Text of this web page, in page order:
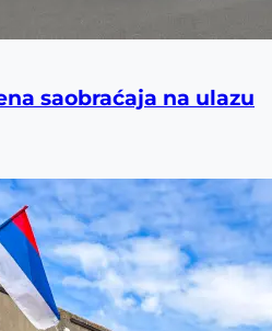
saobraćaja na ulazu